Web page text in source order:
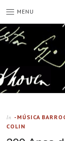
MENU
In -MÚSICA
COLIN